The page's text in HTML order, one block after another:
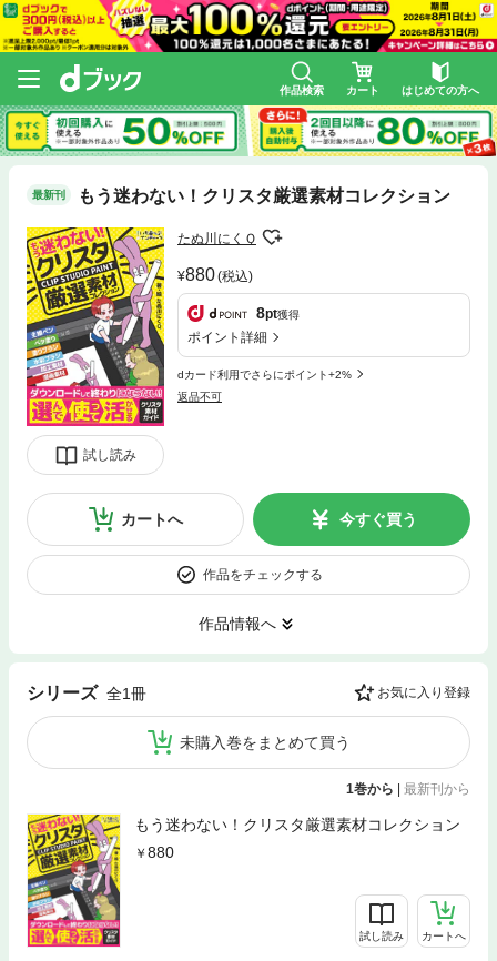
作品検索 カート はじめての方へ
最新刊 もう迷わない！クリスタ厳選素材コレクション
試し読み
たぬ川にくＱ
880(税込)
8pt獲得
ポイント詳細
dカード利用でさらにポイント+2%
返品不可
カートへ 今すぐ買う
作品をチェックする
作品情報へ
シリーズ 全1冊 お気に入り登録
未購入巻をまとめて買う
1巻から | 最新刊から
もう迷わない！クリスタ厳選素材コレクション
880
試し読み カートへ